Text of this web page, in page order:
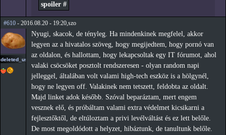
spoiler #
#610 - 2016.08.20 - 19:20,szo
deleted_user_2
Nyugi, skacok, de tényleg. Ha mindenkinek megfelel, akkor
legyen az a hivatalos szöveg, hogy megijedtem, hogy pornó van
az oldalon, és hallottam, hogy lekapcsoltak egy IT fórumot, ahol
valaki csöcsöket posztolt rendszeresen - olyan random napi
jelleggel, általában volt valami high-tech eszköz is a hölgynél,
hogy ne legyen off. Valakinek nem tetszett, feldobta az oldalt.
Majd linket adok később. Szóval beparáztam, mert engem
vesznek elő, és próbáltam valami extra védelmet kicsikarni a
fejlesztőktől, de eltúloztam a privi levélváltást és ez lett belőle.
De most megoldódott a helyzet, hibáztunk, de tanultunk belőle.